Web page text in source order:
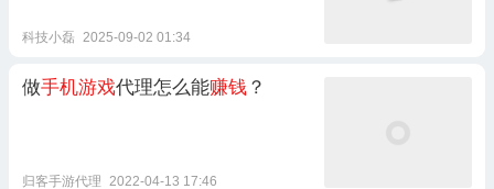
科技小磊 2025-09-02 01:34
做手机游戏代理怎么能赚钱 ？
归客手游代理 2022-04-13 17:46